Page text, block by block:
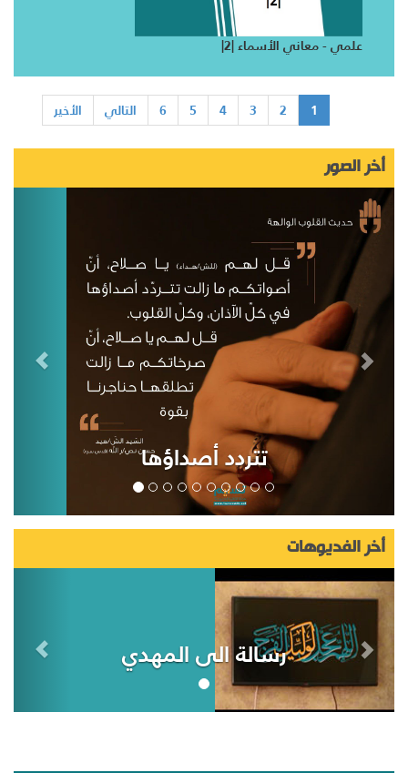
علمي - معاني الأسماء |2|
1
2
3
4
5
6 التالي الأخير
أخر الصور
تتردد أصداؤها
أخر الفديوهات
رسالة الى المهدي